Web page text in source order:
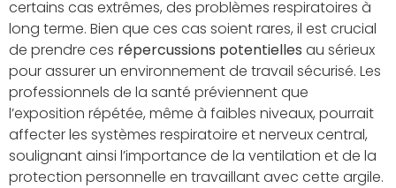
certains cas extrêmes, des problèmes respiratoires à
long terme. Bien que ces cas soient rares, il est crucial
de prendre ces répercussions potentielles au sérieux
pour assurer un environnement de travail sécurisé. Les
professionnels de la santé préviennent que
l’exposition répétée, même à faibles niveaux, pourrait
affecter les systèmes respiratoire et nerveux central,
soulignant ainsi l’importance de la ventilation et de la
protection personnelle en travaillant avec cette argile.